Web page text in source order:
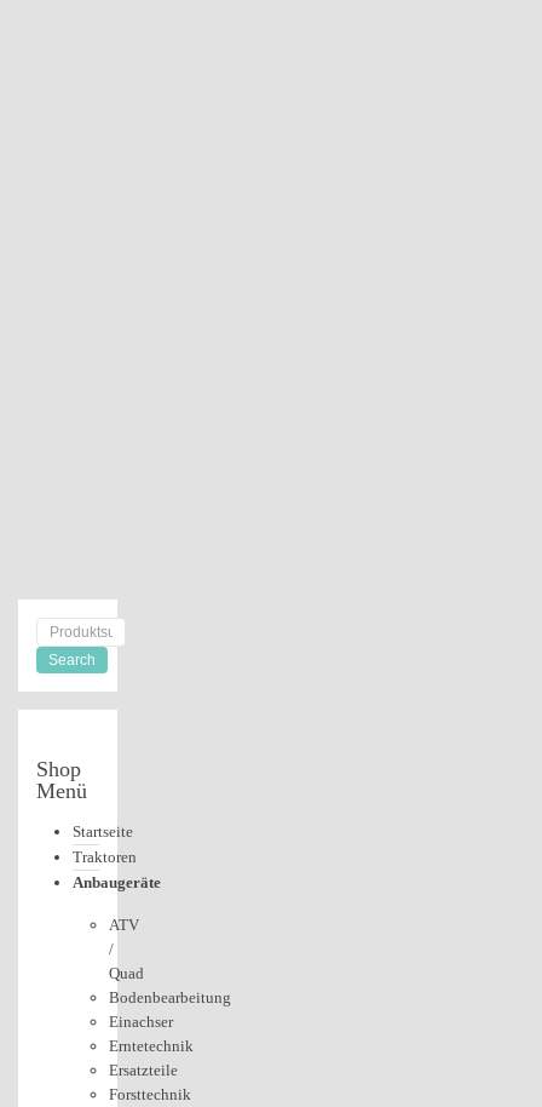
Shop
Menü
Startseite
Traktoren
Anbaugeräte
ATV
/
Quad
Bodenbearbeitung
Einachser
Erntetechnik
Ersatzteile
Forsttechnik